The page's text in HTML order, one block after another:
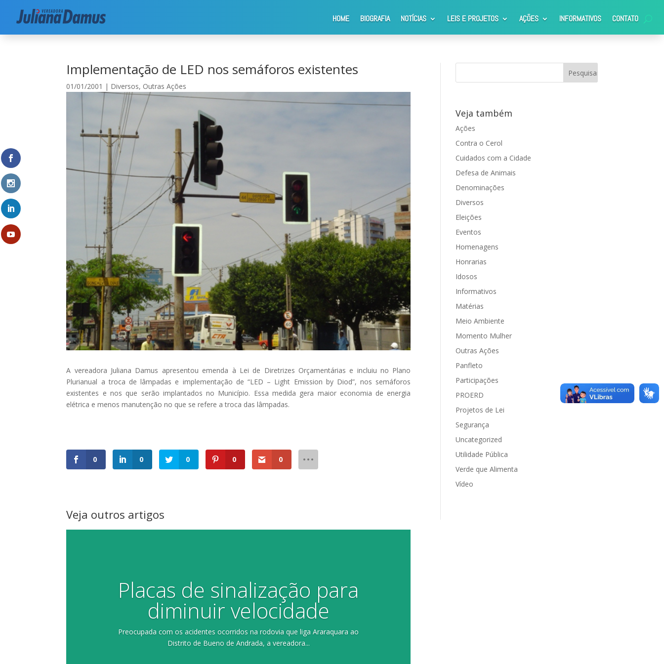
HOME BIOGRAFIA NOTÍCIAS LEIS E PROJETOS AÇÕES INFORMATIVOS CONTATO
Início|Meio Ambiente Implementação de LED nos semáforos existentes
Implementação de LED nos semáforos existentes
01/01/2001 | Diversos, Outras Ações
A vereadora Juliana Damus apresentou emenda à Lei de Diretrizes Orçamentárias e incluiu no Plano
Plurianual a troca de lâmpadas e implementação de “LED – Light Emission by Diod”, nos semáforos
existentes e nos que serão implantados no Município. Essa medida gera maior economia de energia
elétrica e menos manutenção no que se refere a troca das lâmpadas.
0 0 0 0 0
Veja outros artigos
Placas de sinalização para
diminuir velocidade
Preocupada com os acidentes ocorridos na rodovia que liga Araraquara ao
Distrito de Bueno de Andrada, a vereadora...
Veja também
Ações
Contra o Cerol
Cuidados com a Cidade
Defesa de Animais
Denominações
Diversos
Eleições
Eventos
Homenagens
Honrarias
Idosos
Informativos
Matérias
Meio Ambiente
Momento Mulher
Outras Ações
Panfleto
Participações
PROERD
Projetos de Lei
Segurança
Uncategorized
Utilidade Pública
Verde que Alimenta
Vídeo